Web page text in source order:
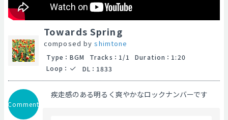
Towards Spring
composed byshimtone
Type ： BGM Tracks ： 1/1 Duration ： 1:20
Loop ： DL ： 1833
Comment
疾走感のある明るく爽やかなロックナンバーです